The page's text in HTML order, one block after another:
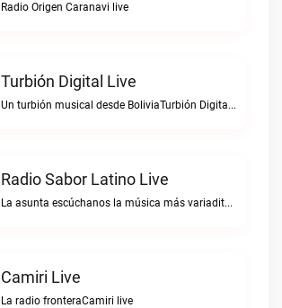
Radio Origen Caranavi live
Turbión Digital Live
Un turbión musical desde BoliviaTurbión Digital live
Radio Sabor Latino Live
La asunta escúchanos la música más variadita las 24 horas suena mejorRadio Sabor Latino live
Camiri Live
La radio fronteraCamiri live